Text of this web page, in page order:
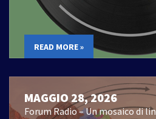
READ MORE »
MAGGIO 28, 2026
Forum Radio – Un mosaico di